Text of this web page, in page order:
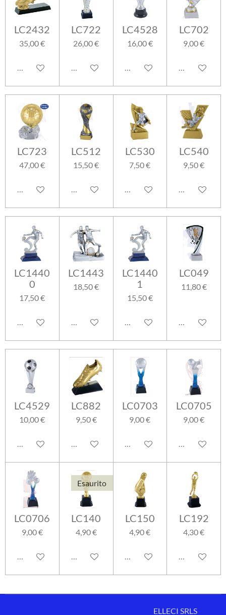
LC2432
35,00 €
Aggiungi al carrello
LC722
26,00 €
Aggiungi al carrello
LC4528
16,00 €
Aggiungi al carrello
LC702
9,00 €
Aggiungi al
LC723
47,00 €
Aggiungi al carrello
LC512
15,50 €
Aggiungi al carrello
LC530
7,50 €
Aggiungi al carrello
LC540
9,50 €
Aggiungi al
LC1440
0
17,50 €
Aggiungi al carrello
LC1443
18,50 €
Aggiungi al carrello
LC1440
1
15,50 €
Aggiungi al carrello
LC049
11,80 €
Aggiungi al
LC4529
10,00 €
Aggiungi al carrello
LC882
9,50 €
Aggiungi al carrello
LC0703
9,00 €
Aggiungi al carrello
LC0705
9,00 €
Aggiungi al
LC0706
9,00 €
Aggiungi al carrello
Esaurito
LC140
4,90 €
Avvisami quando disponibile
LC150
4,90 €
Aggiungi al carrello
LC192
4,30 €
Aggiungi al
ELLECI SRLS